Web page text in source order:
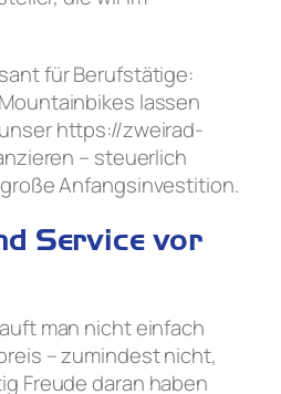
für Berufstätige:
lassen
https://zweirad-
– steuerlich
Anfangsinvestition.
Service vor
man nicht einfach
– zumindest nicht,
Freude daran haben